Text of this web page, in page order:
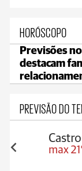
HORÓSCOPO
Previsões
destacam
PREVISÃO DO
19°C